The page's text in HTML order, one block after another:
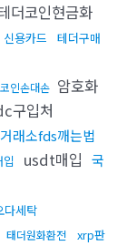
더코인현금화
용카드 테더구매
인손대손 암호화
구입처
래소fds깨는법
usdt매입 국
다세탁
태더원화환전
xrp판